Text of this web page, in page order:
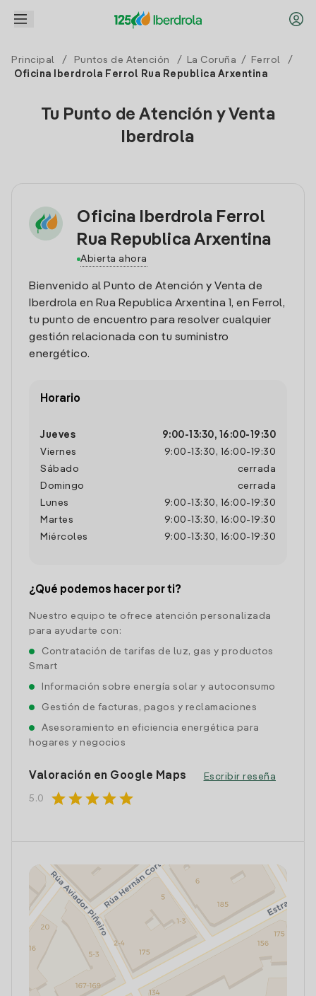
Principal / Puntos de Atención / La Coruña / Ferrol
/
Oficina Iberdrola Ferrol Rua Republica Arxentina
Tu Punto de Atención y Venta
Iberdrola
Oficina Iberdrola Ferrol
Rua Republica Arxentina
Abierta ahora
Bienvenido al Punto de Atención y Venta de
Iberdrola en Rua Republica Arxentina 1, en Ferrol,
tu punto de encuentro para resolver cualquier
gestión relacionada con tu suministro
energético.
Horario
Jueves 9:00- 13:30, 16:00- 19:30
Viernes
9:00 - 13:30 , 16:00- 19:30
Sábado
cerrada
Domingo
cerrada
Lunes
9:00 - 13:30 , 16:00- 19:30
Martes
9:00 - 13:30 , 16:00- 19:30
Miércoles
9:00 - 13:30 , 16:00- 19:30
¿Qué podemos hacer por ti?
Nuestro equipo te ofrece atención personalizada
para ayudarte con:
Contratación de tarifas de luz, gas y productos
Smart
Información sobre energía solar y autoconsumo
Gestión de facturas, pagos y reclamaciones
Asesoramiento en eficiencia energética para
hogares y negocios
Valoración en Google Maps
5.0 starstarstarstarstar
Escribir reseña